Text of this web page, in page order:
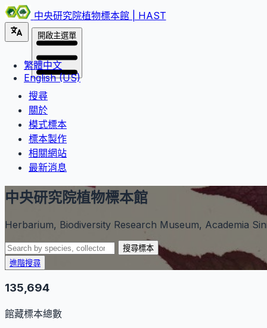
中央研究院植物標本館 | HAST
繁體中文
English (US)
開啟主選單
搜尋
關於
模式標本
標本製作
相關網站
最新消息
中央研究院植物標本館
Herbarium, Biodiversity Research Museum, Academia
搜尋標本
進階搜尋
135,694
館藏標本總數